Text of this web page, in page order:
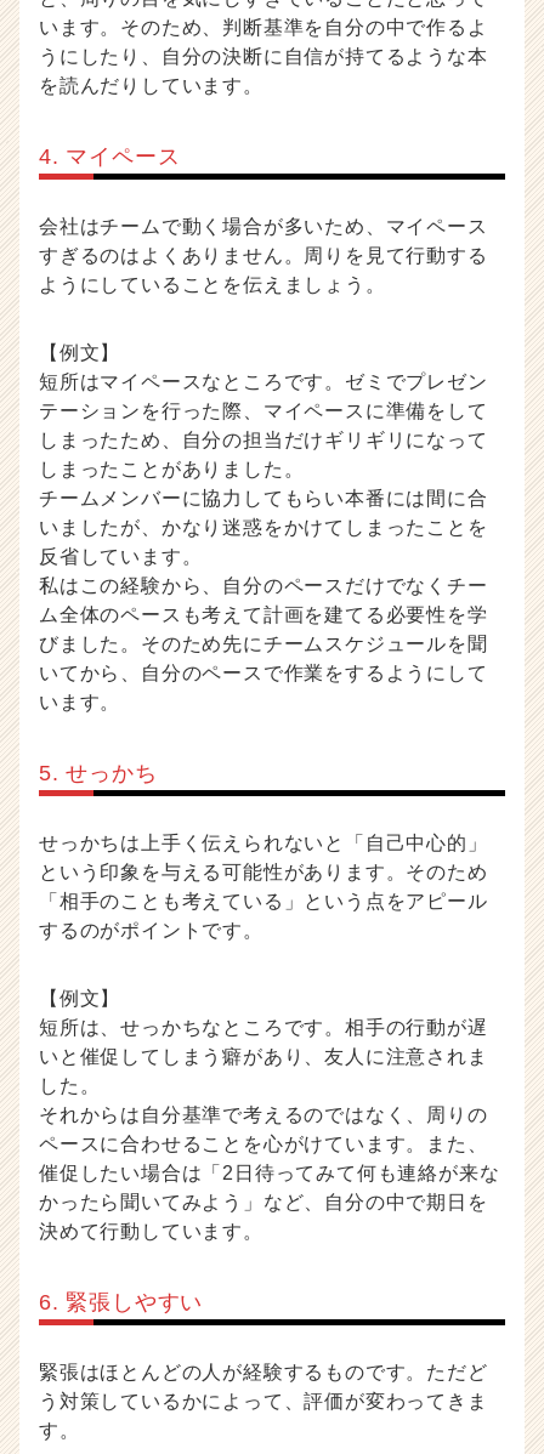
います。そのため、判断基準を自分の中で作るよ
うにしたり、自分の決断に自信が持てるような本
を読んだりしています。
4. マイペース
会社はチームで動く場合が多いため、マイペース
すぎるのはよくありません。周りを見て行動する
ようにしていることを伝えましょう。
【例文】
短所はマイペースなところです。ゼミでプレゼン
テーションを行った際、マイペースに準備をして
しまったため、自分の担当だけギリギリになって
しまったことがありました。
チームメンバーに協力してもらい本番には間に合
いましたが、かなり迷惑をかけてしまったことを
反省しています。
私はこの経験から、自分のペースだけでなくチー
ム全体のペースも考えて計画を建てる必要性を学
びました。そのため先にチームスケジュールを聞
いてから、自分のペースで作業をするようにして
います。
5. せっかち
せっかちは上手く伝えられないと「自己中心的」
という印象を与える可能性があります。そのため
「相手のことも考えている」という点をアピール
するのがポイントです。
【例文】
短所は、せっかちなところです。相手の行動が遅
いと催促してしまう癖があり、友人に注意されま
した。
それからは自分基準で考えるのではなく、周りの
ペースに合わせることを心がけています。また、
催促したい場合は「2日待ってみて何も連絡が来な
かったら聞いてみよう」など、自分の中で期日を
決めて行動しています。
6. 緊張しやすい
緊張はほとんどの人が経験するものです。ただど
う対策しているかによって、評価が変わってきま
す。